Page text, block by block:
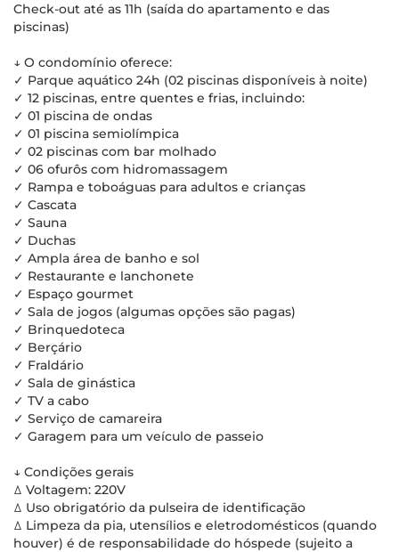
Check-out até as 11h (saída do apartamento e das
piscinas)
↓ O condomínio oferece:
✓ Parque aquático 24h (02 piscinas disponíveis à noite)
✓ 12 piscinas, entre quentes e frias, incluindo:
✓ 01 piscina de ondas
✓ 01 piscina semiolímpica
✓ 02 piscinas com bar molhado
✓ 06 ofurôs com hidromassagem
✓ Rampa e toboáguas para adultos e crianças
✓ Cascata
✓ Sauna
✓ Duchas
✓ Ampla área de banho e sol
✓ Restaurante e lanchonete
✓ Espaço gourmet
✓ Sala de jogos (algumas opções são pagas)
✓ Brinquedoteca
✓ Berçário
✓ Fraldário
✓ Sala de ginástica
✓ TV a cabo
✓ Serviço de camareira
✓ Garagem para um veículo de passeio
↓ Condições gerais
ꕔ Voltagem: 220V
ꕔ Uso obrigatório da pulseira de identificação
ꕔ Limpeza da pia, utensílios e eletrodomésticos (quando
houver) é de responsabilidade do hóspede (sujeito a